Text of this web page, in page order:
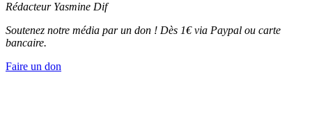
Rédacteur Yasmine Dif
Soutenez notre média par un don ! Dès 1€ via Paypal ou carte
bancaire.
Faire un don